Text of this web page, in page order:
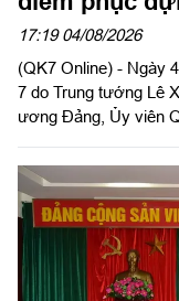
thành lập
17:19 04/08/2026
(QK7 Online) - Ngày
7 do Trung tướng Lê
ương Đảng, Ủy viên
ủy, Chính ủy Quân
tỉnh Tây Ninh khảo
sử nơi thành lập
Ninh. Đồng chí Lê
UBND tỉnh Tây Ninh